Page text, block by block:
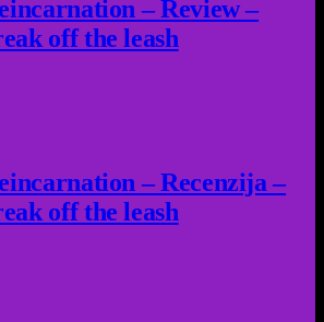
– Review –
off the leash
– Recenzija –
off the leash